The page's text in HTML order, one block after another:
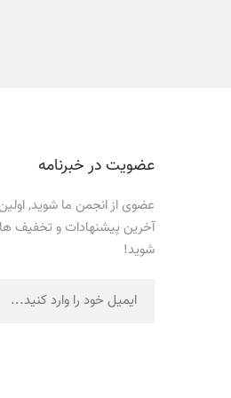
عضویت در خبرنامه
عضوی از انجمن ما شوید,
آخرین پیشنهادات و تخفیف
شوید!